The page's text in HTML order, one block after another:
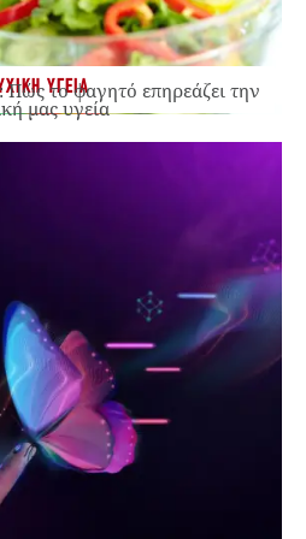
ΥΓΕΙΑ
Πώς το φαγητό επηρεάζει την
μας υγεία